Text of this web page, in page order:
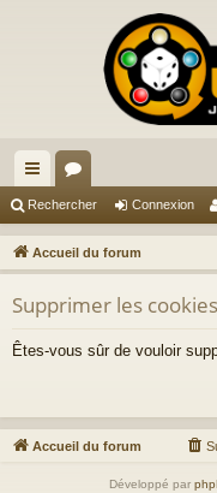
ac
co
ur
ci
s
or
u
m
s
Rechercher Connexion
Accueil du forum
Supprimer les cookies
Êtes-vous sûr de vouloir
Accueil du forum
Développé par